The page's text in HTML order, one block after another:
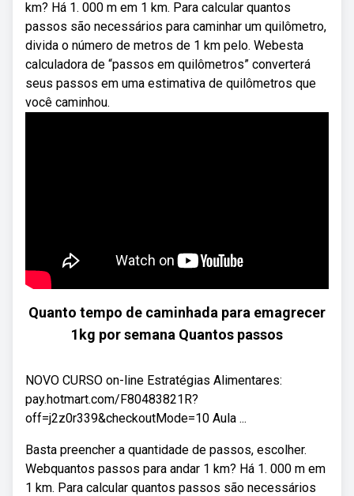
km? Há 1. 000 m em 1 km. Para calcular quantos
passos são necessários para caminhar um quilômetro,
divida o número de metros de 1 km pelo. Webesta
calculadora de “passos em quilômetros” converterá
seus passos em uma estimativa de quilômetros que
você caminhou.
Quanto tempo de caminhada para emagrecer
1kg por semana Quantos passos
NOVO CURSO on-line Estratégias Alimentares:
pay.hotmart.com/F80483821R?
off=j2z0r339&checkoutMode=10 Aula ...
Basta preencher a quantidade de passos, escolher.
Webquantos passos para andar 1 km? Há 1. 000 m em
1 km. Para calcular quantos passos são necessários